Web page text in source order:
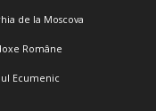
de la Moscova
Române
Ecumenic